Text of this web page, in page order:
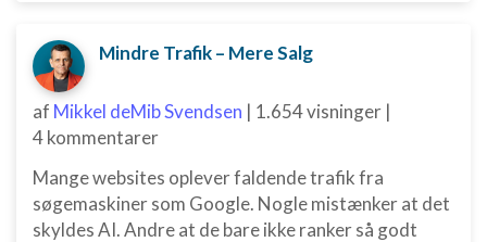
Mindre Trafik – Mere Salg
af Mikkel deMib Svendsen | 1.654 visninger |
4 kommentarer
Mange websites oplever faldende trafik fra
søgemaskiner som Google. Nogle mistænker at det
skyldes AI. Andre at de bare ikke ranker så godt